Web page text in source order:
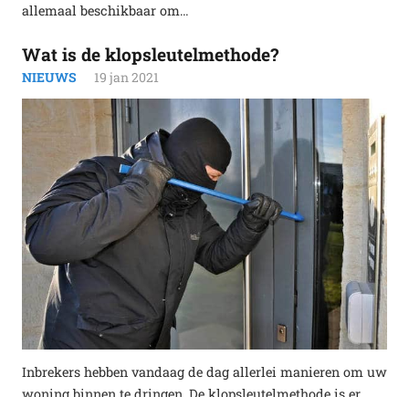
allemaal beschikbaar om…
Wat is de klopsleutelmethode?
NIEUWS 19 jan 2021
Inbrekers hebben vandaag de dag allerlei manieren om uw